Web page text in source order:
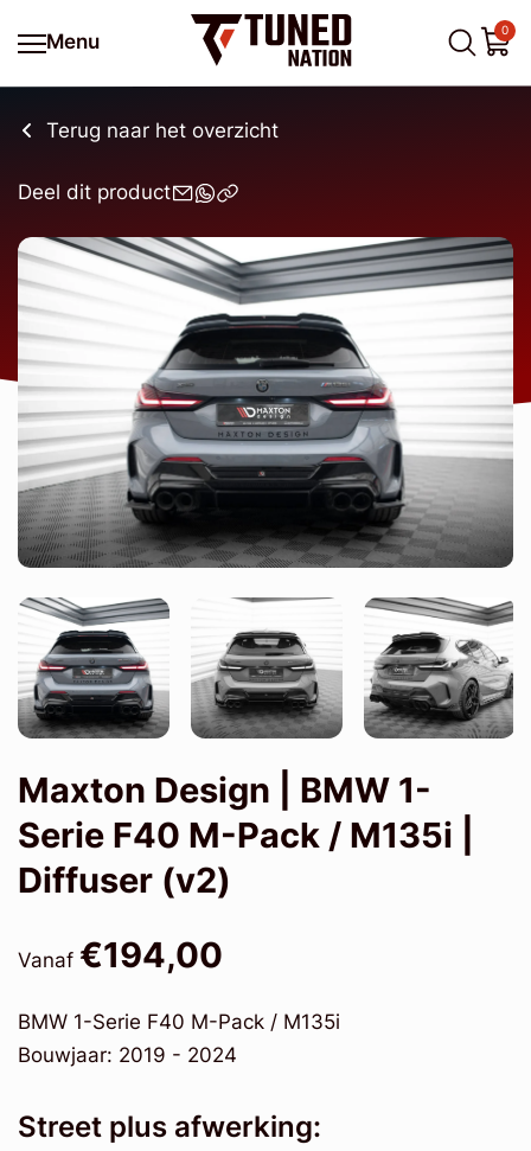
Menu
0
Terug naar het overzicht
Deel dit product
Maxton Design | BMW 1-
Serie F40 M-Pack / M135i |
Diffuser (v2)
Vanaf €194,00
BMW 1-Serie F40 M-Pack / M135i
Bouwjaar: 2019 - 2024
Street plus afwerking: